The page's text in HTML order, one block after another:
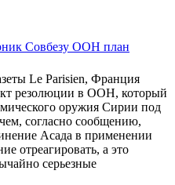
Le Parisien, Франция
резолюции в ООН, который
оружия Сирии под
согласно сообщению,
Асада в применении
отреагировать, а это
серьезные